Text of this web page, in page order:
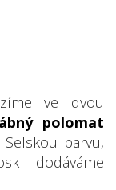
ve dvou
polomat
barvu,
dodáváme